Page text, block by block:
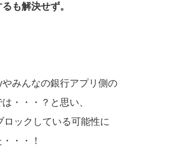
も解決せず。
みんなの銀行アプリ側の
・・・？と思い、
ロックしている可能性に
・・！